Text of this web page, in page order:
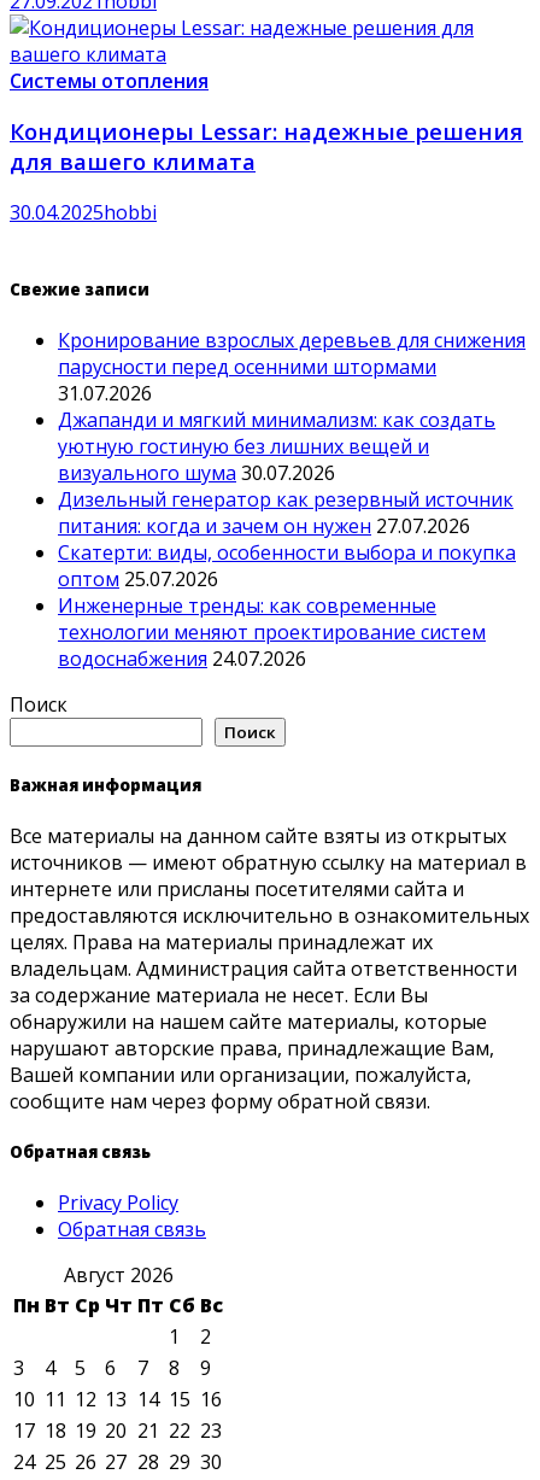
Системы отопления
Кондиционеры Lessar: надежные решения
для вашего климата
30.04.2025hobbi
Свежие записи
Кронирование взрослых деревьев для снижения
парусности перед осенними штормами
31.07.2026
Джапанди и мягкий минимализм: как создать
уютную гостиную без лишних вещей и
визуального шума 30.07.2026
Дизельный генератор как резервный источник
питания: когда и зачем он нужен 27.07.2026
Скатерти: виды, особенности выбора и покупка
оптом 25.07.2026
Инженерные тренды: как современные
технологии меняют проектирование систем
водоснабжения 24.07.2026
Поиск
Поиск
Важная информация
Все материалы на данном сайте взяты из открытых
источников — имеют обратную ссылку на материал в
интернете или присланы посетителями сайта и
предоставляются исключительно в ознакомительных
целях. Права на материалы принадлежат их
владельцам. Администрация сайта ответственности
за содержание материала не несет. Если Вы
обнаружили на нашем сайте материалы, которые
нарушают авторские права, принадлежащие Вам,
Вашей компании или организации, пожалуйста,
сообщите нам через форму обратной связи.
Обратная связь
Privacy Policy
Обратная связь
Август 2026
Пн Вт Ср Чт Пт Сб Вс
1
2
3
4 5 6 7 8
9
10 11 12 13 14 15 16
17 18 19 20 21 22 23
24 25 26 27 28 29 30